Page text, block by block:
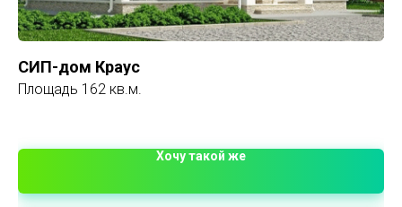
СИП-дом Краус
Площадь 162 кв.м.
Хочу такой же